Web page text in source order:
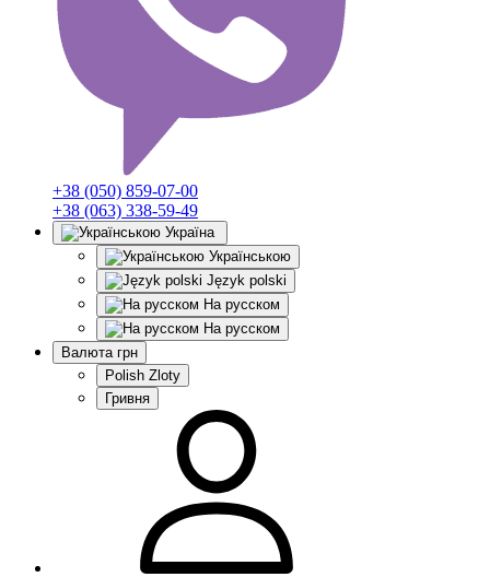
+38 (050) 859-07-00
+38 (063) 338-59-49
Україна
Українською
Język polski
На русском
На русском
Валюта грн
Polish Zloty
Гривня